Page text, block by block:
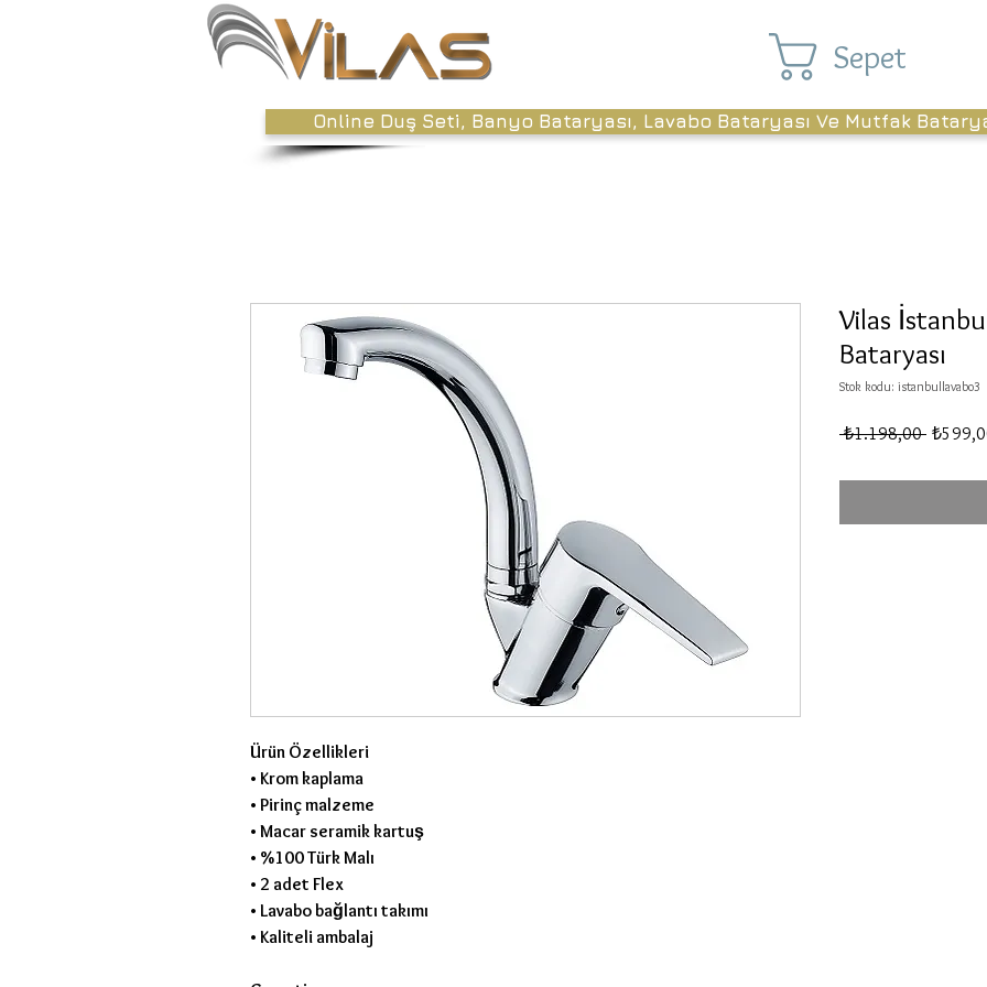
Sepet
Online Duş Seti, Banyo Bataryası, Lavabo Bataryası Ve Mutfak
Ürün Özellikleri
• Krom kaplama
• Pirinç malzeme
• Macar seramik kartuş
• %100 Türk Malı
• 2 adet Flex
• Lavabo bağlantı takımı
• Kaliteli ambalaj
Vilas
Bataryası
Stok kodu: istanbullavabo3
₺1.198,00 Normal